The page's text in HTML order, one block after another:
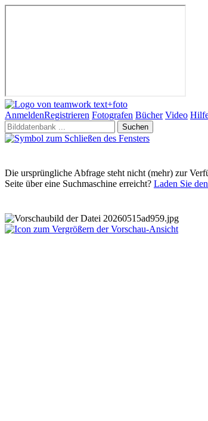
AnmeldenRegistrieren Fotografen Bücher Video
Suchen
Die ursprüngliche Abfrage steht nicht (mehr) zur
Seite über eine Suchmaschine erreicht? Laden Sie